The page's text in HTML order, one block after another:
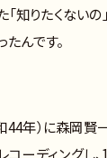
知りたくないの
んです。
44年）に森岡賢
コーディングし